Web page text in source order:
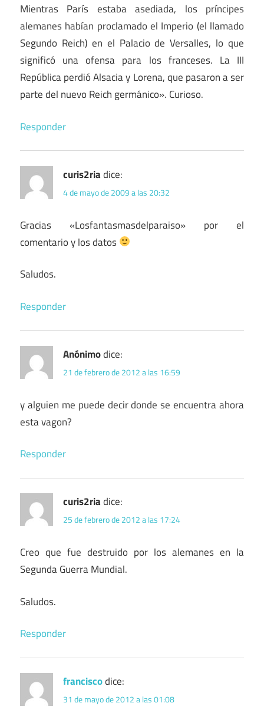
Mientras París estaba asediada, los príncipes
alemanes habían proclamado el Imperio (el llamado
Segundo Reich) en el Palacio de Versalles, lo que
significó una ofensa para los franceses. La III
República perdió Alsacia y Lorena, que pasaron a ser
parte del nuevo Reich germánico». Curioso.
Responder
curis2riadice:
4 de mayo de 2009 a las 20:32
Gracias «Losfantasmasdelparaiso» por el
comentario y los datos
Saludos.
Responder
Anónimodice:
21 de febrero de 2012 a las 16:59
y alguien me puede decir donde se encuentra ahora
esta vagon?
Responder
curis2riadice:
25 de febrero de 2012 a las 17:24
Creo que fue destruido por los alemanes en la
Segunda Guerra Mundial.
Saludos.
Responder
franciscodice:
31 de mayo de 2012 a las 01:08